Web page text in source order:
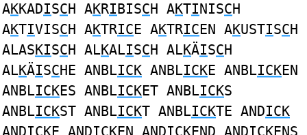
AKKADISCH AKRIBISCH AKTINISCH
AKTIVISCH AKTRICE AKTRICEN AKUSTISCH
ALASKISCH ALKALISCH ALKÄISCH
ALKÄISCHE ANBLICK ANBLICKE ANBLICKEN
ANBLICKES ANBLICKET ANBLICKS
ANBLICKST ANBLICKT ANBLICKTE ANDICK
ANDICKE ANDICKEN ANDICKEND ANDICKENS